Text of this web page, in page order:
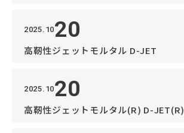
2025.1020
高靭性ジェットモルタル D-JET
2025.1020
高靭性ジェットモルタル(R) D-JET(R)